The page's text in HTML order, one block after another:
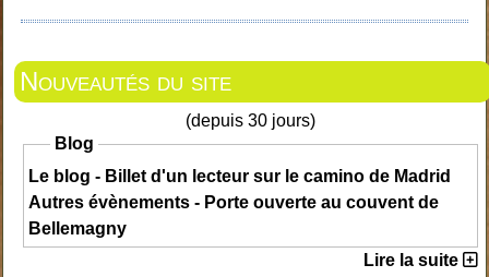
Nouveautés du site
(depuis 30 jours)
Blog
Le blog - Billet d'un lecteur sur le camino de Madrid
Autres évènements - Porte ouverte au couvent de
Bellemagny
Lire la suite